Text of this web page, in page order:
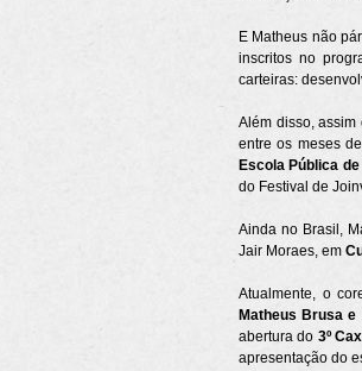
E Matheus não
inscritos no
carteiras:
Além disso,
entre os meses
Escola Pública
do Festival de
Ainda no Brasil,
Jair Moraes, em
Atualmente, o
Matheus Brusa
abertura do 3º
apresentação do